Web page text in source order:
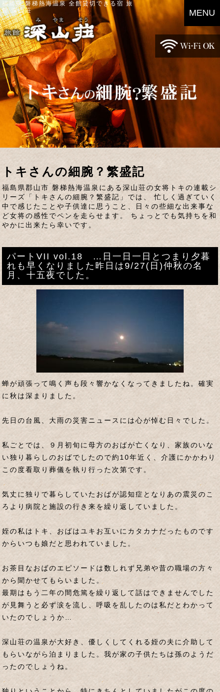
福島県 磐梯熱海温泉 全館貸切できる宿 旅
館 深山荘
トキさんの細腕？繁盛記
福島県郡山市 磐梯熱海温泉にある深山荘の女将トキの連載シ
リーズ「トキさんの細腕？繁盛記」では、 忙しく過ぎていく
中で感じたことや子供達に思うこと、日々の些細な出来事な
ど女将の感性でペンを走らせます。 ちょっとでも気持ちを和
やかに出来たら幸いです。
パートVII vol.18 …日一日一日とつまり夕暮
れも早くなりました昨日は9/27(日)仲秋の名
月、十五夜でした。
蝉が頑張って鳴く声も段々響かなくなってきましたね。確実
に秋は深まりました。
先日の台風、大雨の災害ニュースには心が悼む日々でした。
私ごとでは、９月初旬に母方のおばが亡くなり、家族のいな
い独り暮らしのおばでしたので約10年近く、介護にかかわり
この度看取り葬儀を執り行った次第です。
気丈に独りで暮らしていたおばが認知症となりあの震災のこ
ろより病院と施設の行き来を繰り返していました。
姪の私はトキ、おばはユキお互いにカタカナだったものです
からいつも娘だと思われていました。
お茶目なおばのエピソードは数しれず兄弟や昔の職場の方々
から聞かせてもらいました。
最期はもう二年の間危篤を繰り返して話はできませんでした
が見舞うと必ず涙を流し、呼吸を乱したのは私だとわかって
いたのでしょうか…
深山荘の温泉が大好き、優しくしてくれる姪の夫に介助して
もらいながら泊まりました。我が家の子供たちは孫のようだ
ったのでしょうね。
MENU